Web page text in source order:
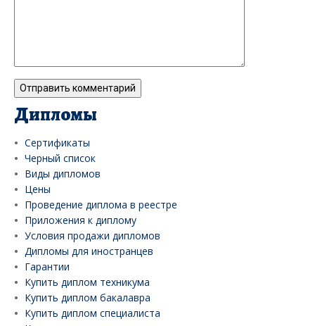
Дипломы
Сертификаты
Черный список
Виды дипломов
Цены
Проведение диплома в реестре
Приложения к диплому
Условия продажи дипломов
Дипломы для иностранцев
Гарантии
Купить диплом техникума
Купить диплом бакалавра
Купить диплом специалиста